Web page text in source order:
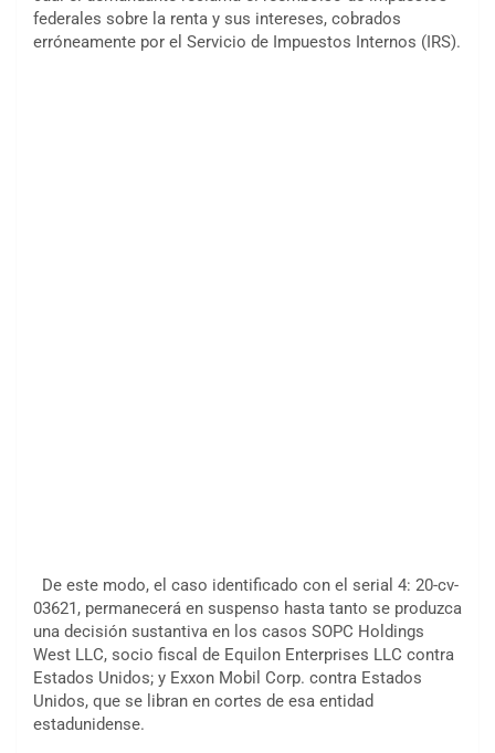
federales sobre la renta y sus intereses, cobrados
erróneamente por el Servicio de Impuestos Internos (IRS).
De este modo, el caso identificado con el serial 4: 20-cv-
03621, permanecerá en suspenso hasta tanto se produzca
una decisión sustantiva en los casos SOPC Holdings
West LLC, socio fiscal de Equilon Enterprises LLC contra
Estados Unidos; y Exxon Mobil Corp. contra Estados
Unidos, que se libran en cortes de esa entidad
estadunidense.